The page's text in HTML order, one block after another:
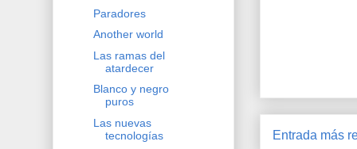
Entrada más
Paradores
Another world
Las ramas del
atardecer
Blanco y negro
puros
Las nuevas
tecnologías